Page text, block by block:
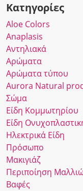
Κατηγορίες
Αloe Colors
Anaplasis
Αντηλιακά
Αρώματα
Αρώματα τύπου
Αurora Νatural
Σώμα
Είδη Κομμωτηρίου
Είδη
Ηλεκτρικά Είδη
Πρόσωπο
Μακιγιάζ
Περιποίηση
Βαφές